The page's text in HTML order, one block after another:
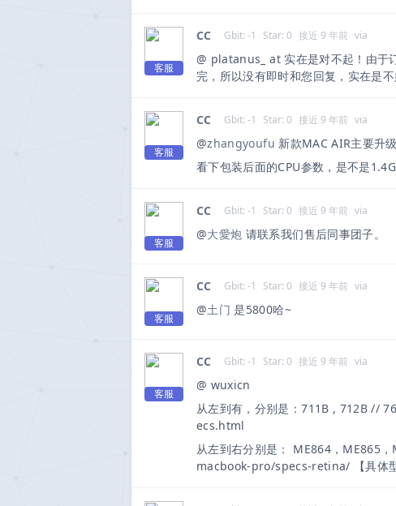
客服
CC Gbit: -1 Star: 0 接近 9 年前 via
@ platanus_ at 实在是对不起！由于
完，所以没有即时和您回复，实在是不
客服
CC Gbit: -1 Star: 0 接近 9 年前 via
@zhangyoufu 新款MAC AIR主要升
看下包装后面的CPU参数，是不是
客服
CC Gbit: -1 Star: 0 接近 9 年前 via
@大愛炮 请联系我们售后同事团子。
客服
CC Gbit: -1 Star: 0 接近 9 年前 via
@土门 是5800哈~
客服
CC Gbit: -1 Star: 0 接近 9 年前 via
@ wuxicn
从左到有，分别是：711B , 712B //
ecs.html
从左到右分别是： ME864，
macbook-pro/specs-retina/ 【具体型